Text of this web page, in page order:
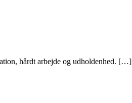
hårdt arbejde og udholdenhed. […]